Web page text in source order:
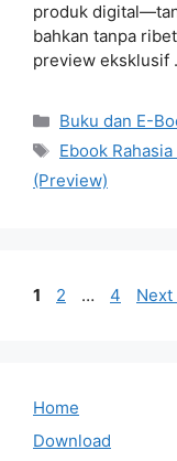
produk
bahkan tanpa
preview eksklusif
Categories
Buku dan E-
Tags
Ebook
(Preview)
Page
1 Page
2 … Page
4 Next
Home
Download